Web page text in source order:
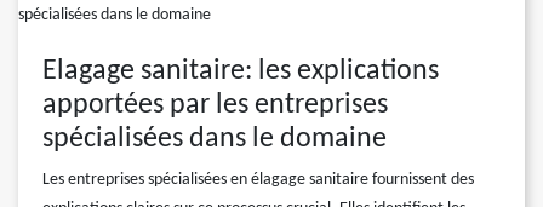
Elagage sanitaire: les explications
apportées par les entreprises
spécialisées dans le domaine
Les entreprises spécialisées en élagage sanitaire fournissent des